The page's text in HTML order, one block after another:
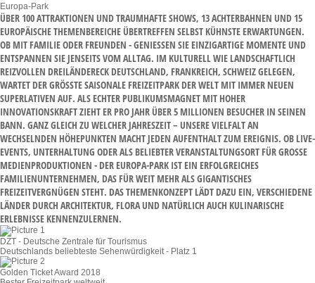
Europa-Park
ÜBER 100 ATTRAKTIONEN UND TRAUMHAFTE SHOWS, 13 ACHTERBAHNEN UND 15
EUROPÄISCHE THEMENBEREICHE ÜBERTREFFEN SELBST KÜHNSTE ERWARTUNGEN.
OB MIT FAMILIE ODER FREUNDEN - GENIESSEN SIE EINZIGARTIGE MOMENTE UND E
NTSPANNEN SIE JENSEITS VOM ALLTAG. IM KULTURELL WIE LANDSCHAFTLICH R
EIZVOLLEN DREILÄNDERECK DEUTSCHLAND, FRANKREICH, SCHWEIZ GELEGEN, W
ARTET DER GRÖSSTE SAISONALE FREIZEITPARK DER WELT MIT IMMER NEUEN SU
PERLATIVEN AUF. ALS ECHTER PUBLIKUMSMAGNET MIT HOHER IN
NOVATIONSKRAFT ZIEHT ER PRO JAHR ÜBER 5 MILLIONEN BESUCHER IN SEINEN BA
NN. GANZ GLEICH ZU WELCHER JAHRESZEIT – UNSERE VIELFALT AN WE
CHSELNDEN HÖHEPUNKTEN MACHT JEDEN AUFENTHALT ZUM EREIGNIS. OB LIVE-EV
ENTS, UNTERHALTUNG ODER ALS BELIEBTER VERANSTALTUNGSORT FÜR GROSSE MED
IENPRODUKTIONEN - DER EUROPA-PARK IST EIN ERFOLGREICHES FAM
ILIENUNTERNEHMEN, DAS FÜR WEIT MEHR ALS GIGANTISCHES FRE
IZEITVERGNÜGEN STEHT. DAS THEMENKONZEPT LÄDT DAZU EIN, VERSCHIEDENE LÄN
DER DURCH ARCHITEKTUR, FLORA UND NATÜRLICH AUCH KULINARISCHE ERL
EBNISSE KENNENZULERNEN.
DZT - Deutsche Zentrale für Tourismus
Deutschlands beliebteste Sehenwürdigkeit - Platz 1
Golden Ticket Award 2018